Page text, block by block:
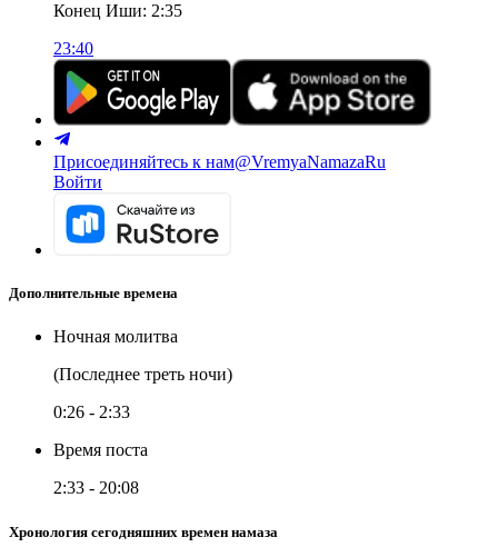
Конец Иши: 2:35
23:40
Присоединяйтесь к нам@VremyaNamazaRu
Войти
Дополнительные времена
Ночная молитва
(Последнее треть ночи)
0:26 - 2:33
Время поста
2:33 - 20:08
Хронология сегодняшних времен намаза